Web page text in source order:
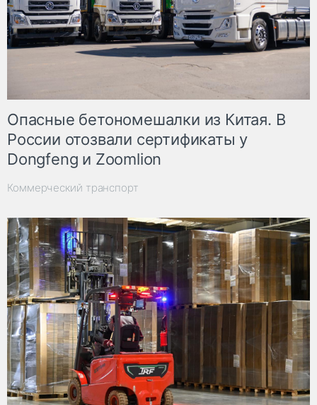
Опасные бетономешалки из Китая. В
России отозвали сертификаты у
Dongfeng и Zoomlion
Коммерческий транспорт